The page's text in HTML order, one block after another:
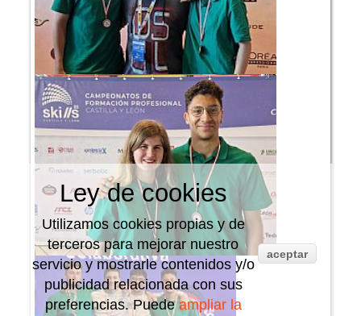
Ley de cookies
Utilizamos cookies propias y de
terceros para mejorar nuestro
servicio y mostrarle contenidos y/o
publicidad relacionada con sus
preferencias. Puedeampliar la
aceptar